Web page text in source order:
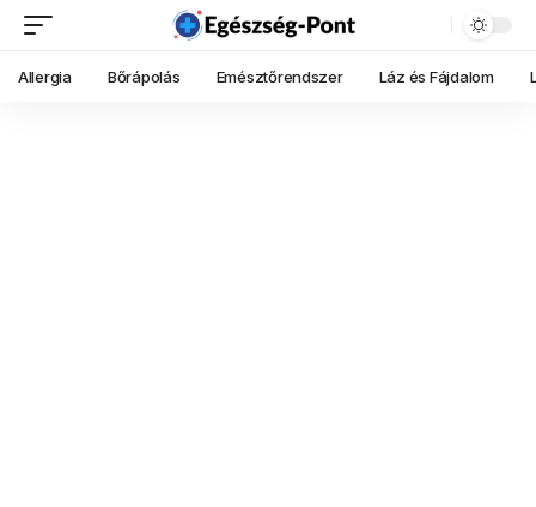
Allergia Bőrápolás Emésztőrendszer Láz és Fájdalom